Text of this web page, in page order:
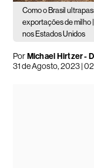
Como o Brasil
exportações de milho |
nos Estados Unidos
PorMichael Hirtzer -
31 de Agosto, 2023 |